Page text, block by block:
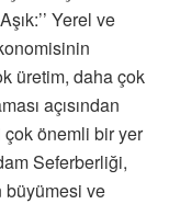
Yerel ve
üretim, daha çok
açısından
önemli bir yer
Seferberliği,
büyümesi ve